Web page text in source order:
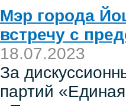
Мэр города
встречу с
18.07.2023
За
партий